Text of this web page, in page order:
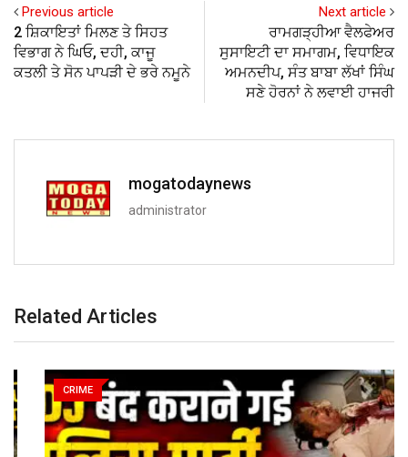
Previous article
2 ਸ਼ਿਕਾਇਤਾਂ ਮਿਲਣ ਤੇ ਸਿਹਤ
ਵਿਭਾਗ ਨੇ ਘਿਓ, ਦਹੀ, ਕਾਜੂ
ਕਤਲੀ ਤੇ ਸੋਨ ਪਾਪੜੀ ਦੇ ਭਰੇ ਨਮੂਨੇ
Next article
ਰਾਮਗੜ੍ਹੀਆ ਵੈਲਫੇਅਰ
ਸੁਸਾਇਟੀ ਦਾ ਸਮਾਗਮ, ਵਿਧਾਇਕ
ਅਮਨਦੀਪ, ਸੰਤ ਬਾਬਾ ਲੱਖਾਂ ਸਿੰਘ
ਸਣੇ ਹੋਰਨਾਂ ਨੇ ਲਵਾਈ ਹਾਜਰੀ
mogatodaynews
administrator
Related Articles
CRIME